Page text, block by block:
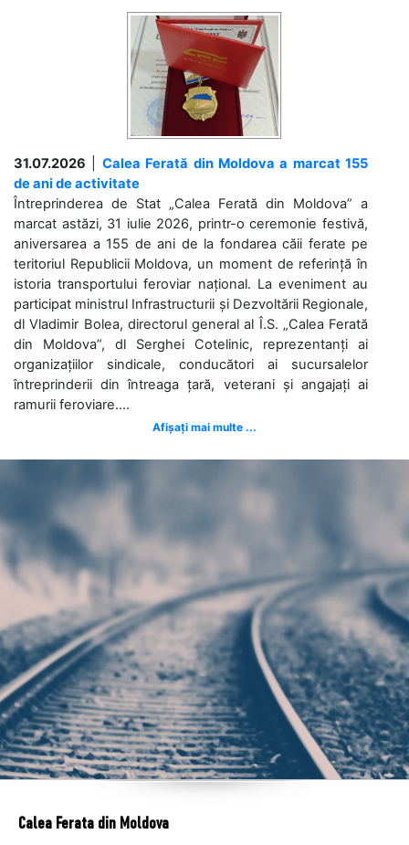
31.07.2026
Calea Ferată din Moldova a marcat 155
de ani de activitate
Întreprinderea de Stat „Calea Ferată din Moldova” a
marcat astăzi, 31 iulie 2026, printr-o ceremonie festivă,
aniversarea a 155 de ani de la fondarea căii ferate pe
teritoriul Republicii Moldova, un moment de referință în
istoria transportului feroviar național. La eveniment au
participat ministrul Infrastructurii și Dezvoltării Regionale,
dl Vladimir Bolea, directorul general al Î.S. „Calea Ferată
din Moldova”, dl Serghei Cotelinic, reprezentanți ai
organizațiilor sindicale, conducători ai sucursalelor
întreprinderii din întreaga țară, veterani și angajați ai
ramurii feroviare....
Afișați mai multe ...
Calea Ferata din Moldova